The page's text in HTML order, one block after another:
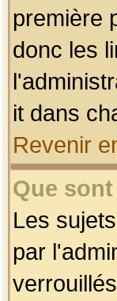
première
donc les
it dans
Revenir
Que
Les
par